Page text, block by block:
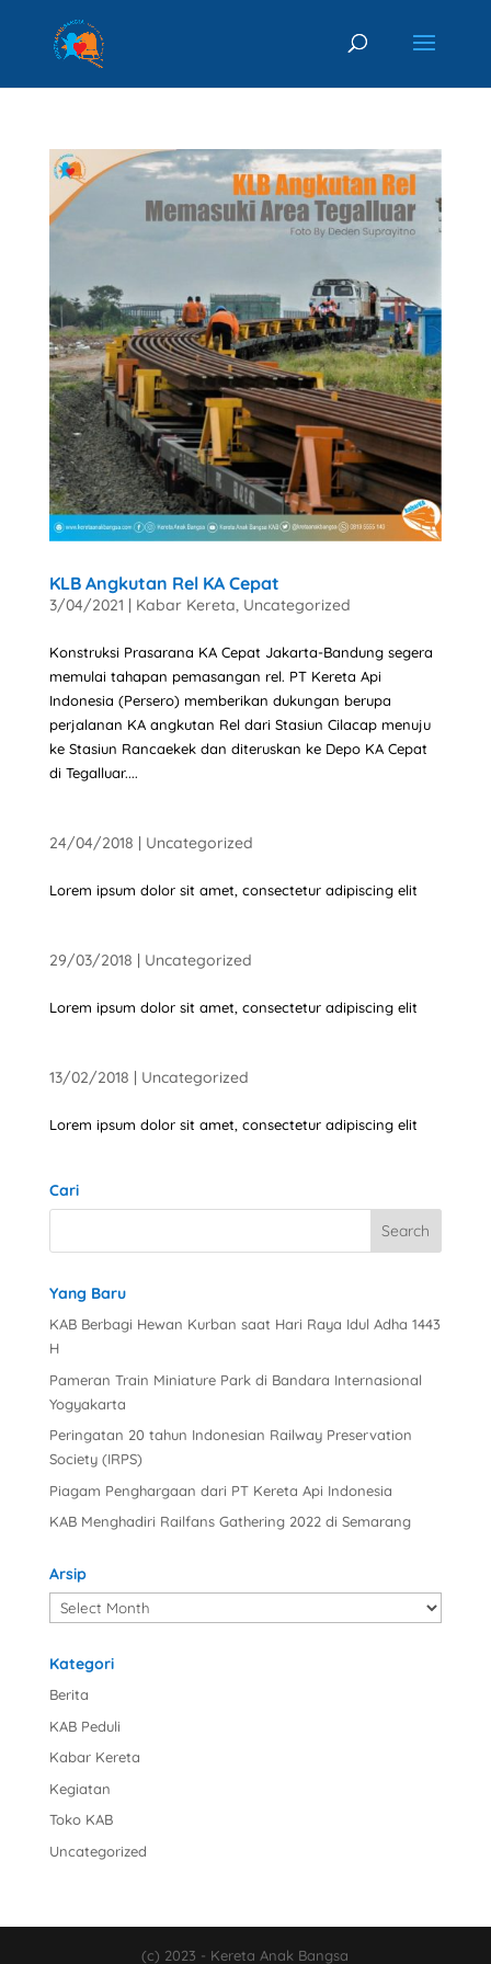
KLB Angkutan Rel KA Cepat
3/04/2021 Kabar Kereta, Uncategorized
Konstruksi Prasarana KA Cepat Jakarta-Bandung segera
memulai tahapan pemasangan rel. PT Kereta Api
Indonesia (Persero) memberikan dukungan berupa
perjalanan KA angkutan Rel dari Stasiun Cilacap menuju
ke Stasiun Rancaekek dan diteruskan ke Depo KA Cepat
di Tegalluar....
24/04/2018 Uncategorized
Lorem ipsum dolor sit amet, consectetur adipiscing elit
29/03/2018 Uncategorized
Lorem ipsum dolor sit amet, consectetur adipiscing elit
13/02/2018 Uncategorized
Lorem ipsum dolor sit amet, consectetur adipiscing elit
Cari
Yang Baru
KAB Berbagi Hewan Kurban saat Hari Raya Idul Adha 1443
H
Pameran Train Miniature Park di Bandara Internasional
Yogyakarta
Peringatan 20 tahun Indonesian Railway Preservation
Society (IRPS)
Piagam Penghargaan dari PT Kereta Api Indonesia
KAB Menghadiri Railfans Gathering 2022 di Semarang
Arsip
Arsip
Kategori
Berita
KAB Peduli
Kabar Kereta
Kegiatan
Toko KAB
Uncategorized
(c) 2023 - Kereta Anak Bangsa